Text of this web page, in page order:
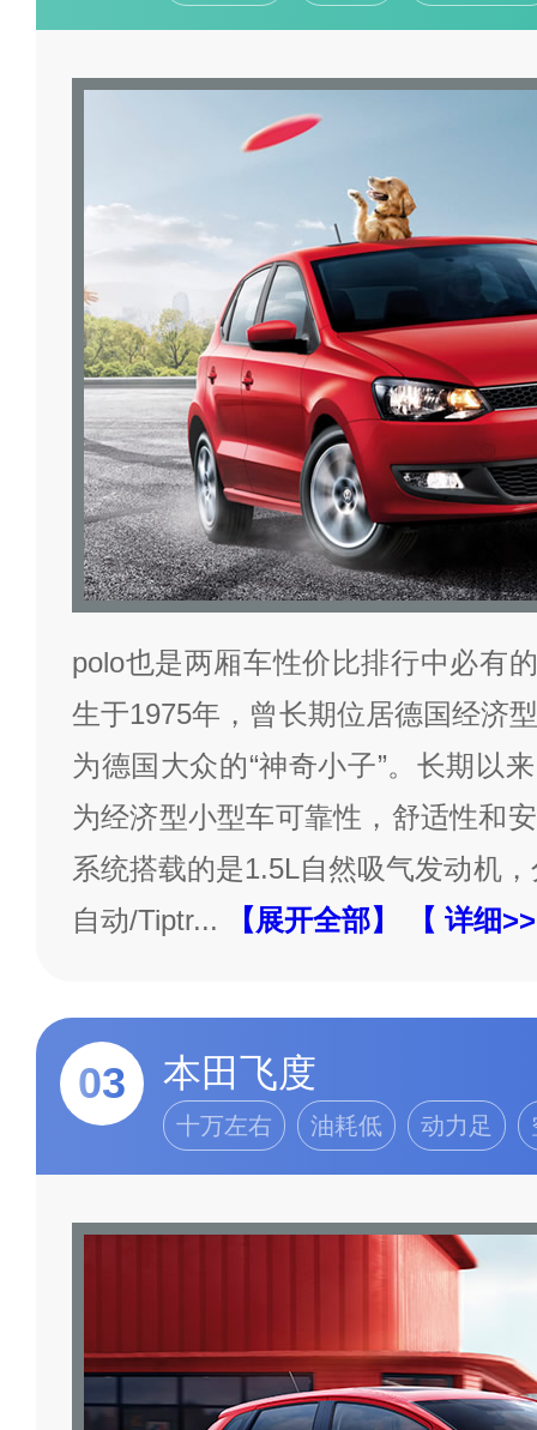
polo也是两厢车性价比排行中必有
生于1975年，曾长期位居德国经济
为德国大众的“神奇小子”。长期以
为经济型小型车可靠性，舒适性和
系统搭载的是1.5L自然吸气发动机
自动/Tiptr... 【展开全部】 【 详细
03 本田飞度
十万左右 油耗低 动力足